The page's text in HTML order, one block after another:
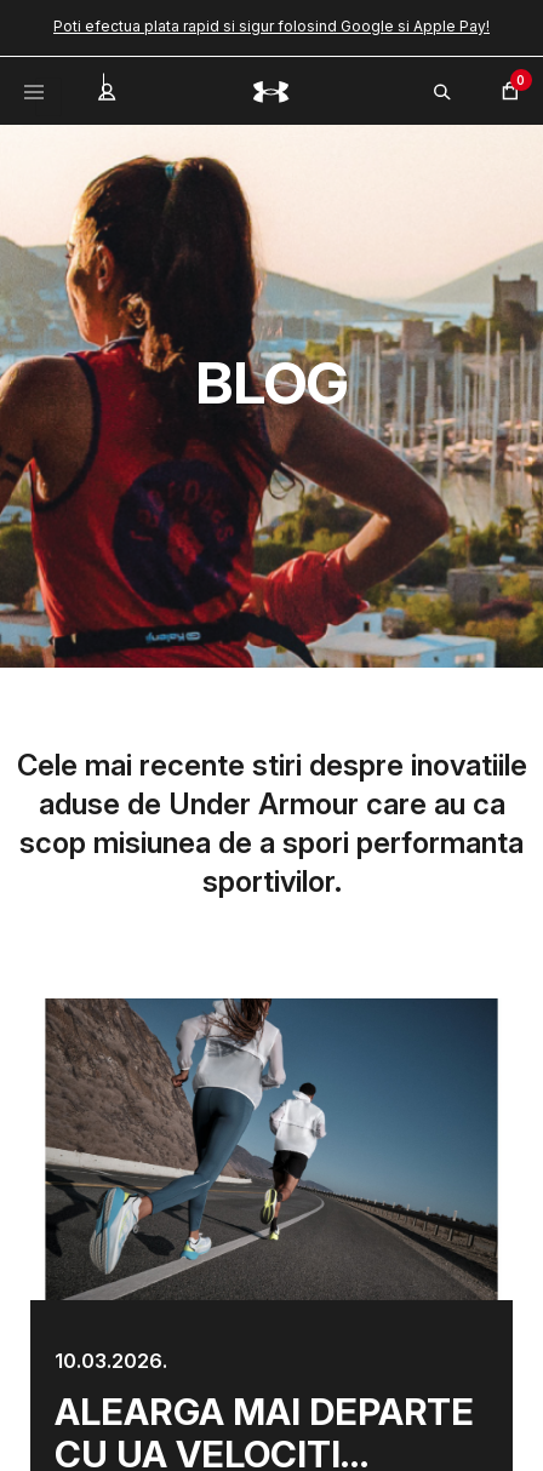
Poti efectua plata rapid si sigur folosind Google si Apple Pay!
0
BLOG
Cele mai recente stiri despre inovatiile
aduse de Under Armour care au ca
scop misiunea de a spori performanta
sportivilor.
10.03.2026.
ALEARGA MAI DEPARTE
CU UA VELOCITI